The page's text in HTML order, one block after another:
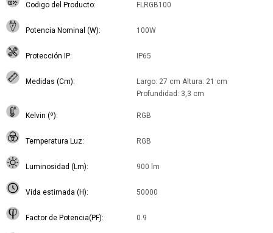
Codigo del Producto FLRGB100
Potencia Nominal (W) 100W
Protección IP IP65
Medidas (Cm)
Largo: 27 cm Altura: 21 cm
Profundidad: 3,3 cm
Kelvin (º) RGB
Temperatura Luz RGB
Luminosidad (Lm) 900 lm
Vida estimada (H) 50000
Factor de Potencia(PF) 0.9